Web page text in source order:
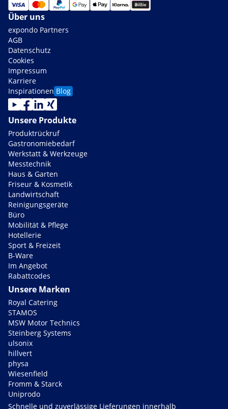
Über uns
expondo Partners
AGB
Datenschutz
Cookies
Impressum
Karriere
Inspirationen Blog
Unsere Produkte
Produktrückruf
Gastronomiebedarf
Werkstatt & Werkzeuge
Messtechnik
Haus & Garten
Friseur & Kosmetik
Landwirtschaft
Reinigungsgeräte
Büro
Mobilität & Pflege
Hotellerie
Sport & Freizeit
B-Ware
Im Angebot
Rabattcodes
Unsere Marken
Royal Catering
STAMOS
MSW Motor Technics
Steinberg Systems
ulsonix
hillvert
physa
Wiesenfield
Fromm & Starck
Uniprodo
Schnelle und zuverlässige Lieferungen innerhalb